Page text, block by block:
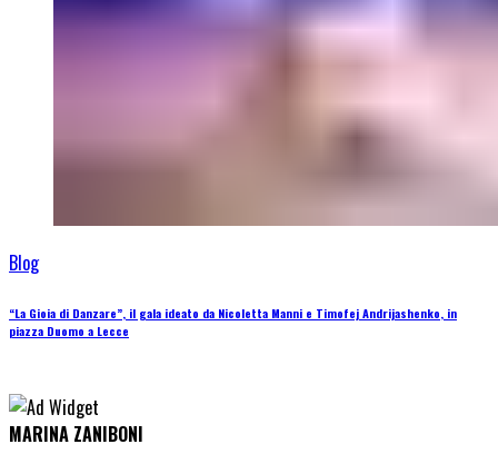
Blog
“La Gioia di Danzare”, il gala ideato da Nicoletta Manni e Timofej Andrijashenko, in
piazza Duomo a Lecce
MARINA ZANIBONI